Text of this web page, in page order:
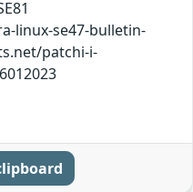
linux-se47-bulletin-
patchi-i-